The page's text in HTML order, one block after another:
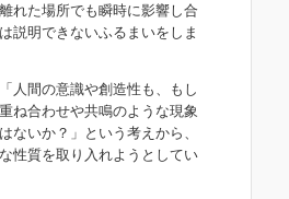
れた場所でも瞬時に影響し合
説明できないふるまいをしま
人間の意識や創造性も、もし
ね合わせや共鳴のような現象
ないか？」という考えから、
性質を取り入れようとしてい